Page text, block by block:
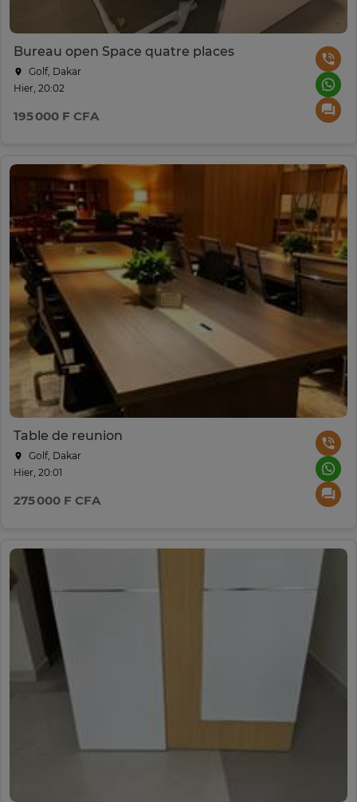
Bureau open Space quatre places
Golf, Dakar
Hier, 20:02
195 000 F CFA
Table de reunion
Golf, Dakar
Hier, 20:01
275 000 F CFA